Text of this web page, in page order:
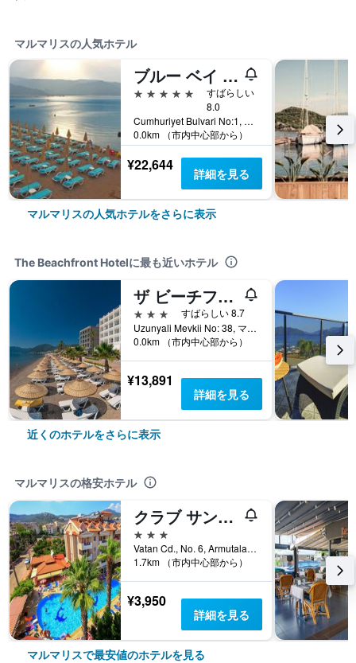
マルマリスの人気ホテル
ブルー ベイ プラチナム
5つ星
すばらしい
8.0
Cumhuriyet Bulvari No:1, マルマリス, トルコ
0.0km （市内中心部から）
¥22,644 詳細を見る
マルマリスの人気ホテルをさらに表示
The Beachfront Hotelに最も近いホテル
ザ ビーチフロント ホテル 16 歳以上の大人限定
3つ星
すばらしい 8.7
Uzunyali Mevkii No: 38, マルマリス, トルコ
0.0km （市内中心部から）
¥13,891
詳細を見る
近くのホテルをさらに表示
マルマリスの格安ホテル
クラブ サンスマイル
3つ星
Vatan Cd., No. 6, Armutalan, マルマリス, トルコ
1.7km （市内中心部から）
¥3,950
詳細を見る
マルマリスで最安値のホテルを見る